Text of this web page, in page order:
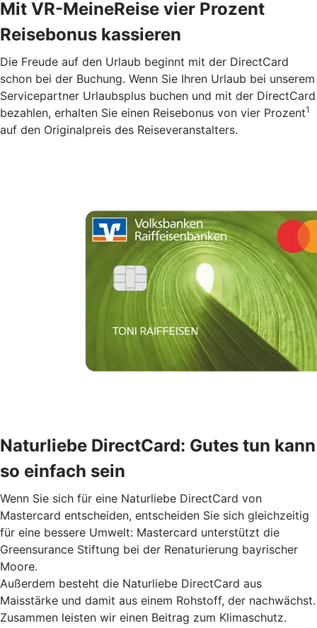
Mit VR-MeineReise vier Prozent
Reisebonus kassieren
Die Freude auf den Urlaub beginnt mit der DirectCard
schon bei der Buchung. Wenn Sie Ihren Urlaub bei unserem
Servicepartner Urlaubsplus buchen und mit der DirectCard
bezahlen, erhalten Sie einen Reisebonus von vier Prozent1
auf den Originalpreis des Reiseveranstalters.
Naturliebe DirectCard: Gutes tun kann
so einfach sein
Wenn Sie sich für eine Naturliebe DirectCard von
Mastercard entscheiden, entscheiden Sie sich gleichzeitig
für eine bessere Umwelt: Mastercard unterstützt die
Greensurance Stiftung bei der Renaturierung bayrischer
Moore.
Außerdem besteht die Naturliebe DirectCard aus
Maisstärke und damit aus einem Rohstoff, der nachwächst.
Zusammen leisten wir einen Beitrag zum Klimaschutz.